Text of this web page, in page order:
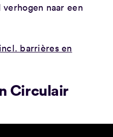
naar een
barrières en
Circulair